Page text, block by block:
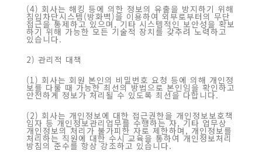
(4) 회사는 해킹 등에 의한 정보의 유출을 방지하기 위해
침입차단시스템(방화벽)을 이용하여 외부로부터의 무단
접근을 통제하고 있으며, 기타 시스템적인 보안성을 확보
하기 위해 가능한 모든 기술적 장치를 갖추려 노력하고
있습니다.
2) 관리적 대책
(1) 회사는 회원 본인의 비밀번호 요청 등에 의해 개인정
보를 다룰 때 가능한 최선의 방법으로 본인임을 확인하고
안전하게 정보가 처리될 수 있도록 최선을 다합니다.
(2) 회사는 개인정보에 대한 접근권한을 개인정보보호책
임자 등 개인정보관리업무를 수행하는 자, 기타 업무상
개인정보의 처리가 불가피한 자로 제한하며, 개인정보를
처리하는 직원에 대한 수시 교육을 통하여 개인정보처리
방침의 준수를 항상 강조하고 있습니다.